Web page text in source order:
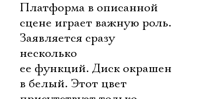
Платформа в описанной
сцене играет важную роль.
Заявляется сразу
несколько
ее функций. Диск окрашен
в белый. Этот цвет